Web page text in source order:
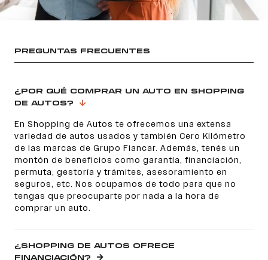
PREGUNTAS FRECUENTES
¿POR QUÉ COMPRAR UN AUTO EN SHOPPING
DE AUTOS?
En Shopping de Autos te ofrecemos una extensa
variedad de autos usados y también Cero Kilómetro
de las marcas de Grupo Fiancar. Además, tenés un
montón de beneficios como garantía, financiación,
permuta, gestoría y trámites, asesoramiento en
seguros, etc. Nos ocupamos de todo para que no
tengas que preocuparte por nada a la hora de
comprar un auto.
¿SHOPPING DE AUTOS OFRECE
FINANCIACIÓN?